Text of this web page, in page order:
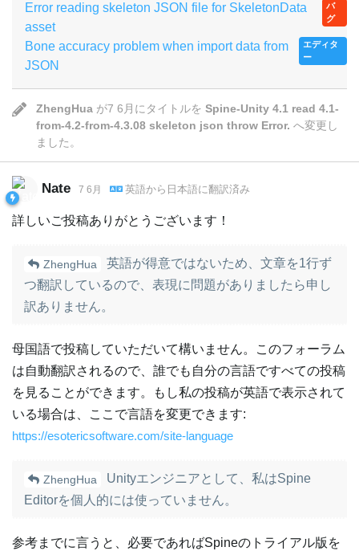
Error reading skeleton JSON file for SkeletonData
asset
バ
グ
Bone accuracy problem when import data from
JSON
エディタ
ー
ZhengHua が7 6月 にタイトルを Spine-Unity 4.1 read 4.1-
from-4.2-from-4.3.08 skeleton json throw Error. へ変更し
ました。
Nate 7 6月 英語から 日本語に翻訳済み
詳しいご投稿ありがとうございます！
ZhengHua
英語が得意ではないため、文章を1行ず
つ翻訳しているので、表現に問題がありましたら申し
訳ありません。
母国語で投稿していただいて構いません。このフォーラム
は自動翻訳されるので、誰でも自分の言語ですべての投稿
を見ることができます。もし私の投稿が英語で表示されて
いる場合は、ここで言語を変更できます:
https://esotericsoftware.com/site-language
ZhengHua
Unityエンジニアとして、私はSpine
Editorを個人的には使っていません。
参考までに言うと、必要であればSpineのトライアル版を